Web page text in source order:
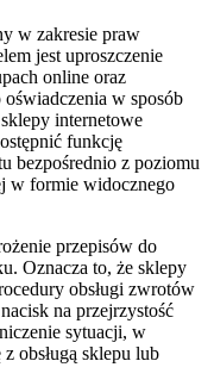
w zakresie praw
jest uproszczenie
online oraz
w sposób
internetowe
funkcję
bezpośrednio z poziomu
w formie widocznego
przepisów do
Oznacza to, że sklepy
obsługi zwrotów
na przejrzystość
sytuacji, w
obsługą sklepu lub